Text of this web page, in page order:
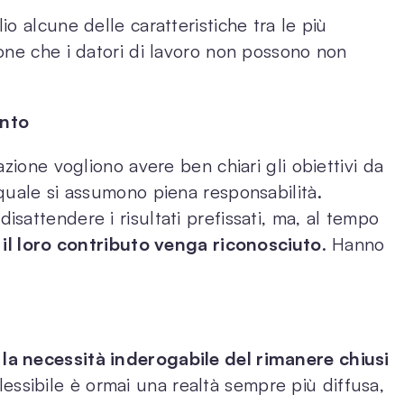
alcune delle caratteristiche tra le più
che i datori di lavoro non possono non
vogliono avere ben chiari gli obiettivi da
si assumono piena responsabilità.
i risultati prefissati, ma, al tempo
loro contributo venga riconosciuto. Hanno
necessità inderogabile del rimanere chiusi
è ormai una realtà sempre più diffusa,